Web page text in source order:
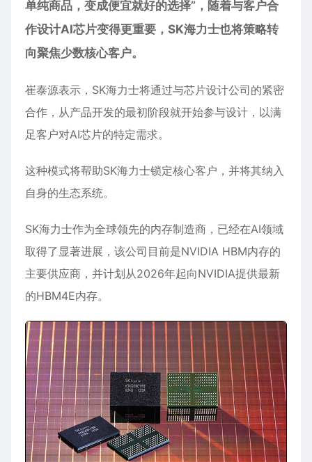
单纯商品，变成便宜就好的选择”，随着与客户合
作设计AI芯片变得更重要， SK海力士也将策略转
向聚焦少数核心客户。
崔泰源表示，SK海力士将通过与芯片设计公司的紧密
合作，从产品开发的最初阶段就开始参与设计，以满
足客户对AI芯片的特定需求。
这种模式将帮助SK海力士锁定核心客户，并将其纳入
自身的生态系统。
SK海力士作为全球领先的内存制造商，已经在AI领域
取得了显著进展，该公司目前是NVIDIA HBM内存的
主要供应商，并计划从2026年起向NVIDIA提供最新
的HBM4E内存。